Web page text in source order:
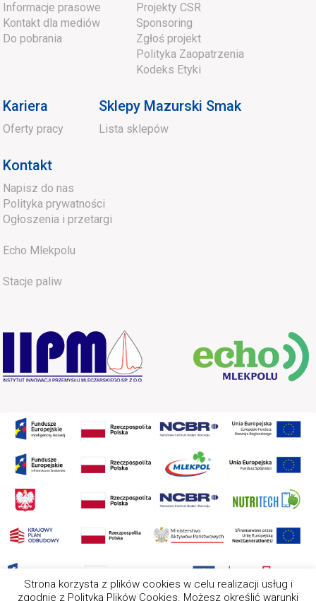
Informacje prasowe
Kontakt dla mediów
Do pobrania
Projekty CSR
Sponsoring
Zgłoś projekt
Polityka Zaopatrzenia
Kodeks Etyki
Kariera
Oferty pracy
Sklepy Mazurski Smak
Lista sklepów
Kontakt
Napisz do nas
Polityka prywatności
Ogłoszenia i przetargi
Echo Mlekpolu
Stacje paliw
Strona korzysta z plików cookies w celu realizacji usług i
zgodnie z Polityką Plików Cookies. Możesz określić warunki